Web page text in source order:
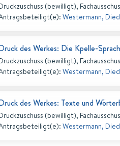
(bewilligt),
: Westermann,
des Werkes: Die Kpelle-
(bewilligt),
: Westermann,
des Werkes: Texte und
(bewilligt),
: Westermann,